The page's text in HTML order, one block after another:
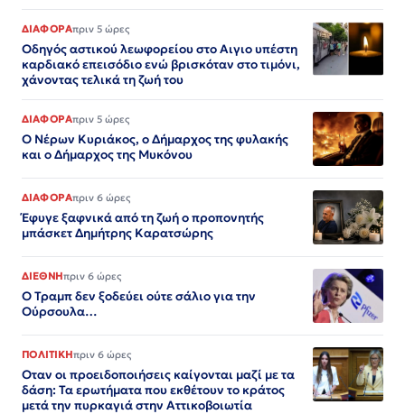
ΔΙΑΦΟΡΑπριν 5 ώρες
Οδηγός αστικού λεωφορείου στο Αιγιο υπέστη
καρδιακό επεισόδιο ενώ βρισκόταν στο τιμόνι,
χάνοντας τελικά τη ζωή του
ΔΙΑΦΟΡΑπριν 5 ώρες
Ο Νέρων Κυριάκος, o Δήμαρχος της φυλακής
και ο Δήμαρχος της Μυκόνου
ΔΙΑΦΟΡΑπριν 6 ώρες
Έφυγε ξαφνικά από τη ζωή ο προπονητής
μπάσκετ Δημήτρης Καρατσώρης
ΔΙΕΘΝΗπριν 6 ώρες
Ο Τραμπ δεν ξοδεύει ούτε σάλιο για την
Ούρσουλα…
ΠΟΛΙΤΙΚΗπριν 6 ώρες
Οταν οι προειδοποιήσεις καίγονται μαζί με τα
δάση: Τα ερωτήματα που εκθέτουν το κράτος
μετά την πυρκαγιά στην Αττικοβοιωτία